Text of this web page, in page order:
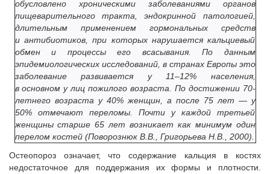
обусловлено хроническими заболеваниями органов
пищеварительного тракта, эндокринной патологией,
длительным применением гормональных средств
и антибиотиков, при которых нарушается кальциевый
обмен и процессы его всасывания. По данным
эпидемиологических исследований, в странах Европы это
заболевание развивается у 11–12% населения,
в основном у лиц пожилого возраста. По достижении 70-
летнего возраста у 40% женщин, а после 75 лет — у
50% отмечают переломы. Почти у каждой третьей
женщины старше 65 лет возникает как минимум один
перелом костей (Поворознюк В.В., Григорьева Н.В., 2000).
Остеопороз означает, что содержание кальция в костях
недостаточное для поддержания их формы и плотности.